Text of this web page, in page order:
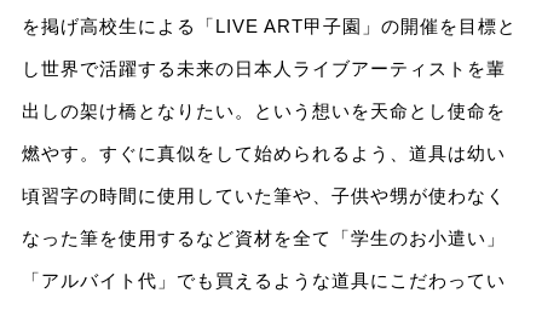
を掲げ高校生による「LIVE ART甲子園」の開催を目標と
し世界で活躍する未来の日本人ライブアーティストを輩
出しの架け橋となりたい。という想いを天命とし使命を
燃やす。すぐに真似をして始められるよう、道具は幼い
頃習字の時間に使用していた筆や、子供や甥が使わなく
なった筆を使用するなど資材を全て「学生のお小遣い」
「アルバイト代」でも買えるような道具にこだわってい